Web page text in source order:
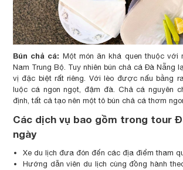
Bún chả cá: Một món ăn khá quen thuộc
Nam Trung Bộ. Tuy nhiên bún chả cá Đà Nẵng
vị đặc biệt rất riêng. Với lèo được nấu bằng
luộc cá ngon ngọt, đậm đà. Chả cá nguyên
định, tất cả tạo nên một tô bún chả cá thơm
Các dịch vụ bao gồm trong tour
ngày
Xe du lịch đưa đón đến các địa điểm tham
Hướng dẫn viên du lịch cùng đồng hành